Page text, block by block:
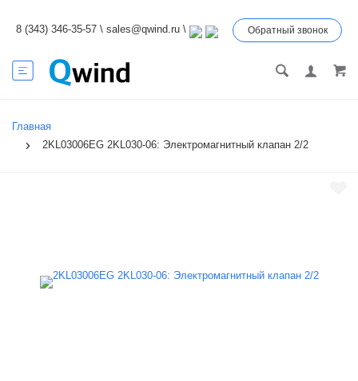
8 (343) 346-35-57 \ sales@qwind.ru \ Обратный звонок
Главная
2KL03006EG 2KL030-06: Электромагнитный клапан 2/2